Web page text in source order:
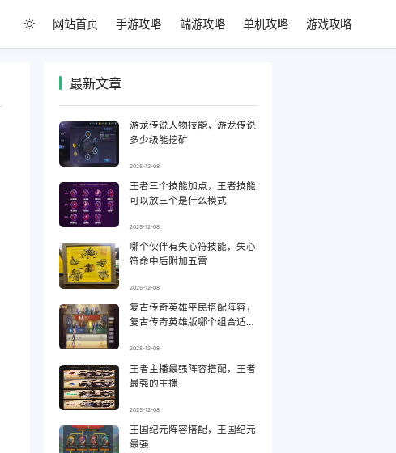
网站首页 手游攻略 端游攻略 单机攻略 游戏攻略
最新文章
游龙传说人物技能，游龙传说
多少级能挖矿
2025-12-08
王者三个技能加点，王者技能
可以放三个是什么模式
2025-12-08
哪个伙伴有失心符技能，失心
符命中后附加五雷
2025-12-08
复古传奇英雄平民搭配阵容，
复古传奇英雄版哪个组合适合
2025-12-08
王者主播最强阵容搭配，王者
最强的主播
2025-12-08
王国纪元阵容搭配，王国纪元
最强